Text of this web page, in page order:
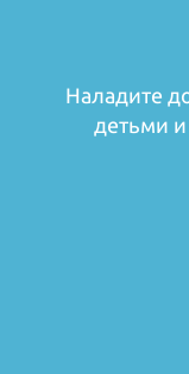
Наладите
детьми